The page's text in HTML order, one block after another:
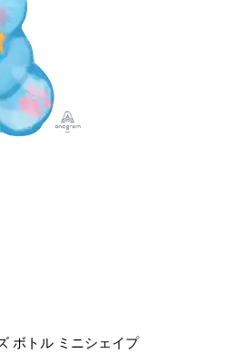
ボトル ミニシェイプ